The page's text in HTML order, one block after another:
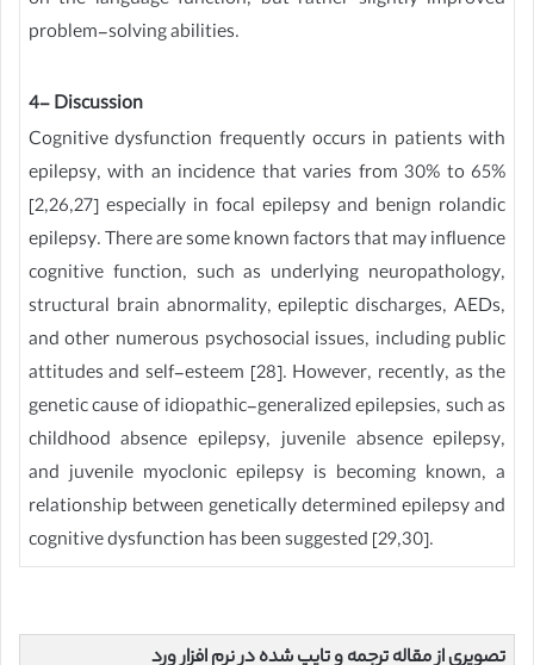
problem-solving abilities.
4- Discussion
Cognitive dysfunction frequently occurs in patients with
epilepsy, with an incidence that varies from 30% to 65%
[2,26,27] especially in focal epilepsy and benign rolandic
epilepsy. There are some known factors that may influence
cognitive function, such as underlying neuropathology,
structural brain abnormality, epileptic discharges, AEDs,
and other numerous psychosocial issues, including public
attitudes and self-esteem [28]. However, recently, as the
genetic cause of idiopathic-generalized epilepsies, such as
childhood absence epilepsy, juvenile absence epilepsy,
and juvenile myoclonic epilepsy is becoming known, a
relationship between genetically determined epilepsy and
cognitive dysfunction has been suggested [29,30].
تصویری از مقاله ترجمه و تایپ شده در نرم افزار ورد